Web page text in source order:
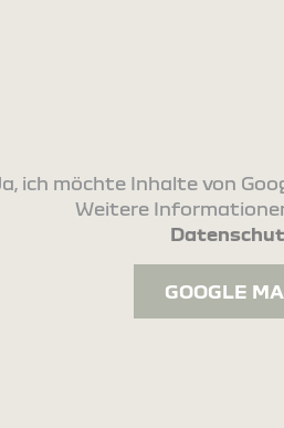
ich möchte Inhalte von
Weitere
GOOGLE